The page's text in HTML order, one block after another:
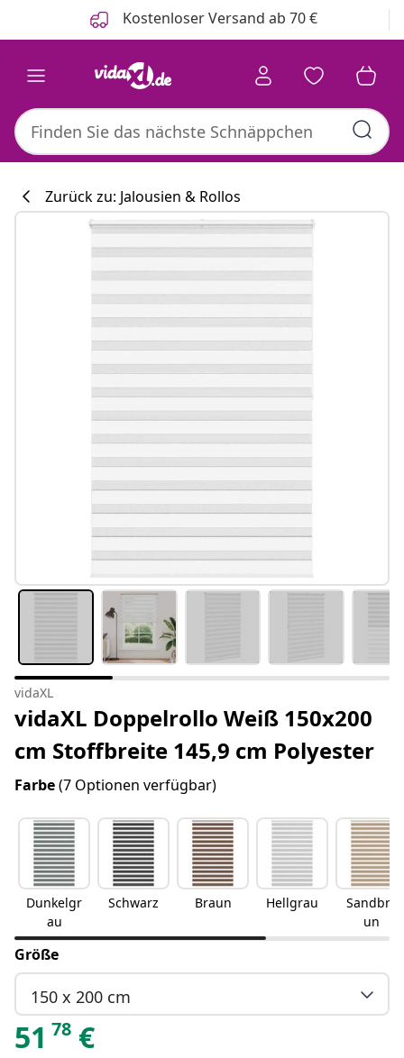
Kostenloser Versand ab 70 €
Zurück zu: Jalousien & Rollos
vidaXL
vidaXL Doppelrollo Weiß 150x200
cm Stoffbreite 145,9 cm Polyester
Farbe(7 Optionen verfügbar)
Dunkelgr
au
Schwarz Braun Hellgrau
Sandbra
un
Größe
150 x 200 cm
51 78 €